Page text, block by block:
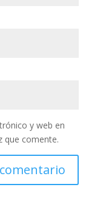
y web en
que comente.